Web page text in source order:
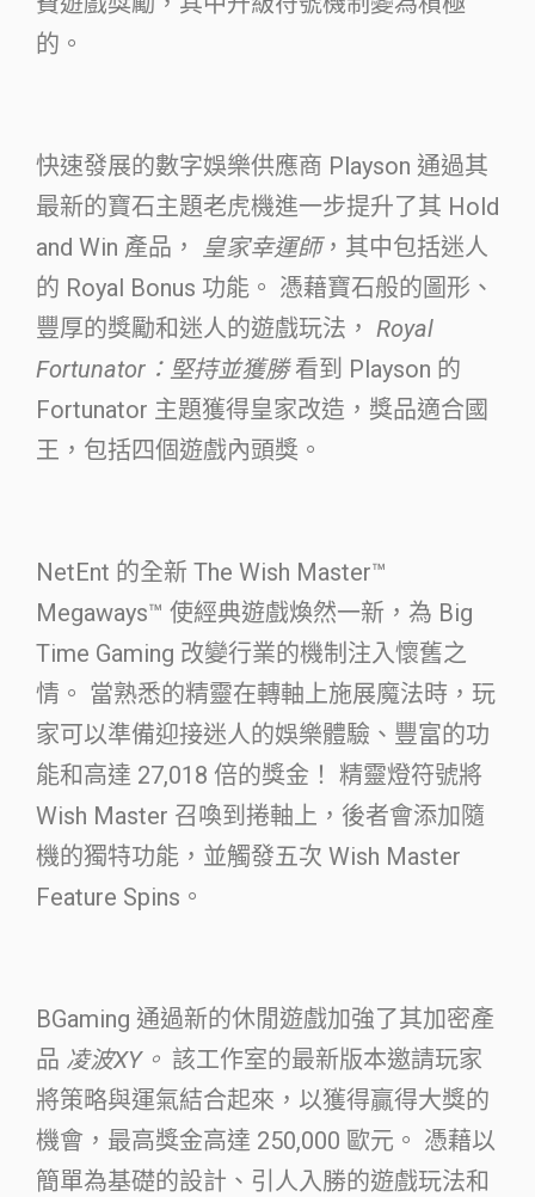
的。
快速發展的數字娛樂供應商 Playson 通過其
最新的寶石主題老虎機進一步提升了其 Hold
and Win 產品，
皇家幸運師，其中包括迷人
的 Royal Bonus 功能。 憑藉寶石般的圖形、
豐厚的獎勵和迷人的遊戲玩法， Royal
Fortunator：堅持並獲勝看到 Playson 的
Fortunator 主題獲得皇家改造，獎品適合國
王，包括四個遊戲內頭獎。
NetEnt 的全新 The Wish Master™
Megaways™ 使經典遊戲煥然一新，為 Big
Time Gaming 改變行業的機制注入懷舊之
情。 當熟悉的精靈在轉軸上施展魔法時，玩
家可以準備迎接迷人的娛樂體驗、豐富的功
能和高達 27,018 倍的獎金！ 精靈燈符號將
Wish Master 召喚到捲軸上，後者會添加隨
機的獨特功能，並觸發五次 Wish Master
Feature Spins。
BGaming 通過新的休閒遊戲加強了其加密產
品 凌波XY。 該工作室的最新版本邀請玩家
將策略與運氣結合起來，以獲得贏得大獎的
機會，最高獎金高達 250,000 歐元。 憑藉以
簡單為基礎的設計、引人入勝的遊戲玩法和